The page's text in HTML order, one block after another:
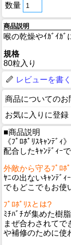
数量
商品説明
喉の乾燥やｲｶﾞｲｶﾞ
規格
80粒入り
レビューを書く
商品についてのお
お気に入りに登録
■商品説明
《ﾌﾟﾛﾎﾟﾘｽｷｬﾝﾃﾞｨ
配合したｷｬﾝﾃﾞｨｰ
外敵から守るﾌﾟﾛﾎ
ﾔﾆの出ないｷｬﾝﾃﾞ
でもどこでもお使
ﾌﾟﾛﾎﾟﾘｽとは?
ﾐﾁﾊﾞﾁが集めた樹
まぜ合わされてで
や補修のために使